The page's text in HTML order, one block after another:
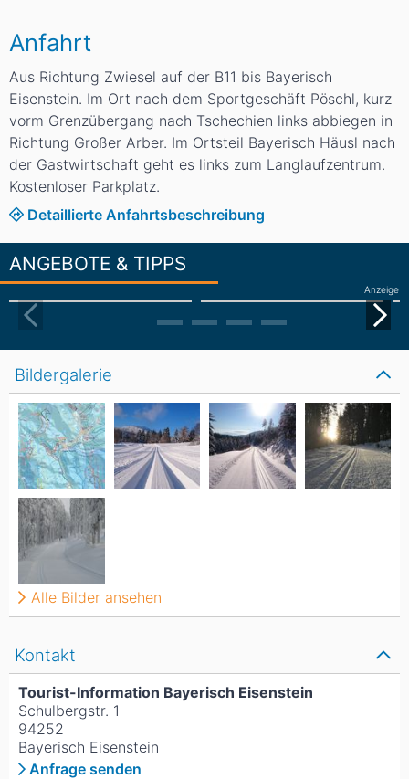
Anfahrt
Aus Richtung Zwiesel auf der B11 bis Bayerisch
Eisenstein. Im Ort nach dem Sportgeschäft Pöschl, kurz
vorm Grenzübergang nach Tschechien links abbiegen in
Richtung Großer Arber. Im Ortsteil Bayerisch Häusl nach
der Gastwirtschaft geht es links zum Langlaufzentrum.
Kostenloser Parkplatz.
Detaillierte Anfahrtsbeschreibung
ANGEBOTE & TIPPS
Anzeige
Kontakt
Tourist-Information Bayerisch Eisenstein
Schulbergstr. 1
94252
Bayerisch Eisenstein
Anfrage senden
Bildergalerie
Alle Bilder ansehen